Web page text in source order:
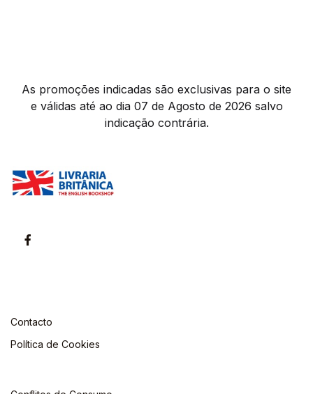
As promoções indicadas são exclusivas para o site
e válidas até ao dia 07 de Agosto de 2026 salvo
indicação contrária.
Contacto
Política de Cookies